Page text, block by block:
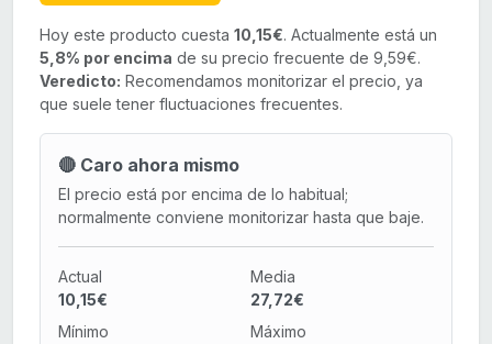
Hoy este producto cuesta 10,15€. Actualmente está un
5,8% por encima de su precio frecuente de 9,59€.
Veredicto: Recomendamos monitorizar el precio, ya
que suele tener fluctuaciones frecuentes.
🔴 Caro ahora mismo
El precio está por encima de lo habitual;
normalmente conviene monitorizar hasta que baje.
Actual
10,15€
Media
27,72€
Mínimo
Máximo